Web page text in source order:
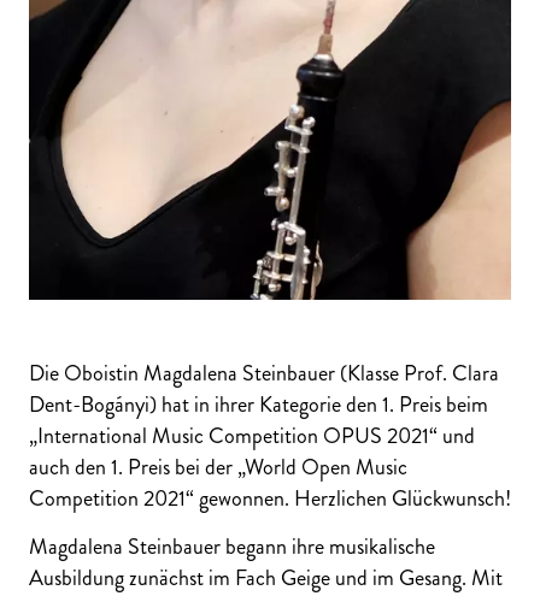
Die Oboistin Magdalena Steinbauer (Klasse Prof. Clara
Dent-Bogányi) hat in ihrer Kategorie den 1. Preis beim
„International Music Competition OPUS 2021“ und
auch den 1. Preis bei der „World Open Music
Competition 2021“ gewonnen. Herzlichen Glückwunsch!
Magdalena Steinbauer begann ihre musikalische
Ausbildung zunächst im Fach Geige und im Gesang. Mit